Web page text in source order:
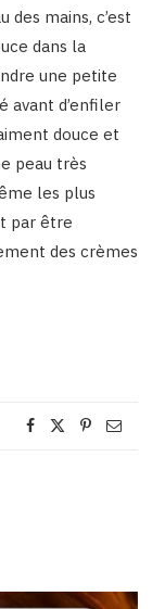
des mains, c’est
dans la
une petite
avant d’enfiler
douce et
peau très
les plus
par être
des crèmes